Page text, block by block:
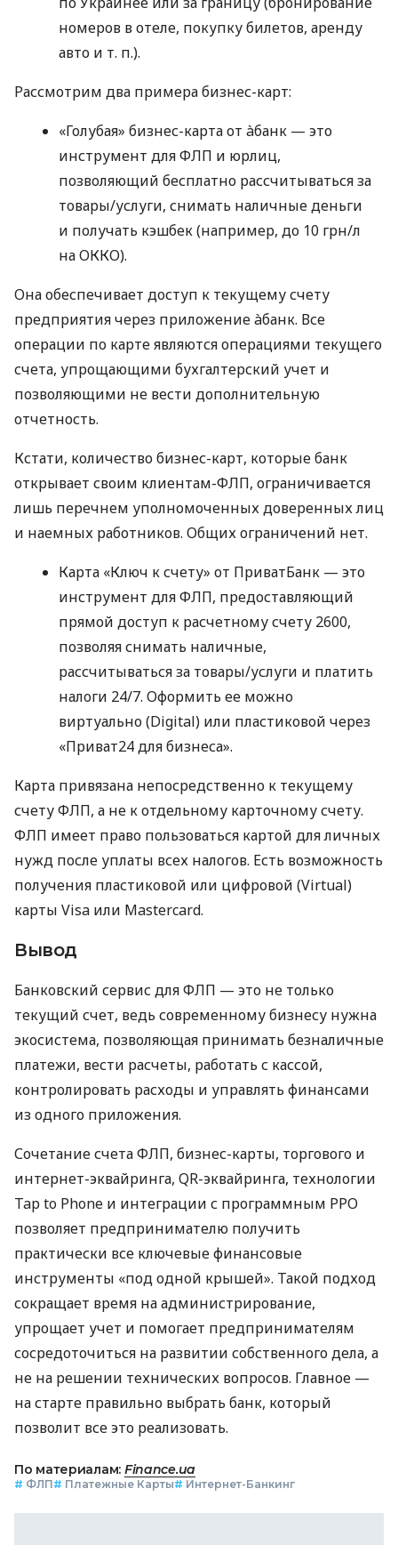
номеров в отеле, покупку билетов, аренду
авто и т. п.).
Рассмотрим два примера бизнес-карт:
«Голубая» бизнес-карта от àбанк — это
инструмент для ФЛП и юрлиц,
позволяющий бесплатно рассчитываться за
товары/услуги, снимать наличные деньги
и получать кэшбек (например, до 10 грн/л
на ОККО).
Она обеспечивает доступ к текущему счету
предприятия через приложение àбанк. Все
операции по карте являются операциями текущего
счета, упрощающими бухгалтерский учет и
позволяющими не вести дополнительную
отчетность.
Кстати, количество бизнес-карт, которые банк
открывает своим клиентам-ФЛП, ограничивается
лишь перечнем уполномоченных доверенных лиц
и наемных работников. Общих ограничений нет.
Карта «Ключ к счету» от ПриватБанк — это
инструмент для ФЛП, предоставляющий
прямой доступ к расчетному счету 2600,
позволяя снимать наличные,
рассчитываться за товары/услуги и платить
налоги 24/7. Оформить ее можно
виртуально (Digital) или пластиковой через
«Приват24 для бизнеса».
Карта привязана непосредственно к текущему
счету ФЛП, а не к отдельному карточному счету.
ФЛП имеет право пользоваться картой для личных
нужд после уплаты всех налогов. Есть возможность
получения пластиковой или цифровой (Virtual)
карты Visa или Mastercard.
Вывод
Банковский сервис для ФЛП — это не только
текущий счет, ведь современному бизнесу нужна
экосистема, позволяющая принимать безналичные
платежи, вести расчеты, работать с кассой,
контролировать расходы и управлять финансами
из одного приложения.
Сочетание счета ФЛП, бизнес-карты, торгового и
интернет-эквайринга, QR-эквайринга, технологии
Tap to Phone и интеграции с программным РРО
позволяет предпринимателю получить
практически все ключевые финансовые
инструменты «под одной крышей». Такой подход
сокращает время на администрирование,
упрощает учет и помогает предпринимателям
сосредоточиться на развитии собственного дела, а
не на решении технических вопросов. Главное —
на старте правильно выбрать банк, который
позволит все это реализовать.
По материалам: Finance.ua
# ФЛП# Платежные Карты# Интернет-Банкинг